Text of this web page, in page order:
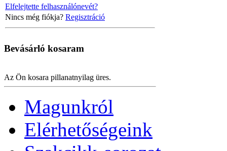
Elfelejtette felhasználónevét?
Nincs még fiókja? Regisztráció
Bevásárló kosaram
Az Ön kosara pillanatnyilag üres.
Magunkról
Elérhetőségeink